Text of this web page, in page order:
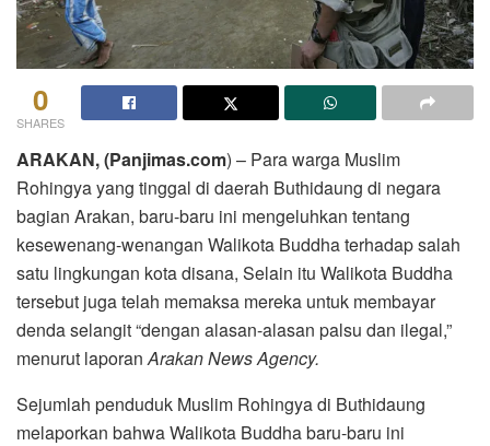
0
SHARES
ARAKAN, (Panjimas.com) – Para warga Muslim
Rohingya yang tinggal di daerah Buthidaung di negara
bagian Arakan, baru-baru ini mengeluhkan tentang
kesewenang-wenangan Walikota Buddha terhadap salah
satu lingkungan kota disana, Selain itu Walikota Buddha
tersebut juga telah memaksa mereka untuk membayar
denda selangit “dengan alasan-alasan palsu dan ilegal,”
menurut laporan Arakan News Agency.
Sejumlah penduduk Muslim Rohingya di Buthidaung
melaporkan bahwa Walikota Buddha baru-baru ini